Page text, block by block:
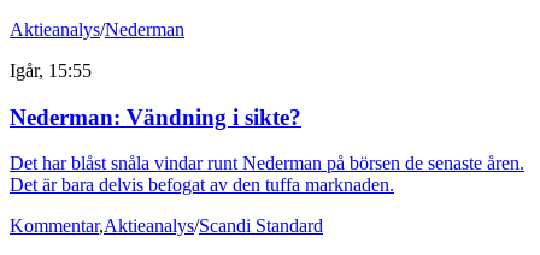
Aktieanalys/Nederman
Igår, 15:55
Nederman: Vändning i sikte?
Det har blåst snåla vindar runt Nederman på börsen de senaste åren.
Det är bara delvis befogat av den tuffa marknaden.
Kommentar,Aktieanalys/Scandi Standard